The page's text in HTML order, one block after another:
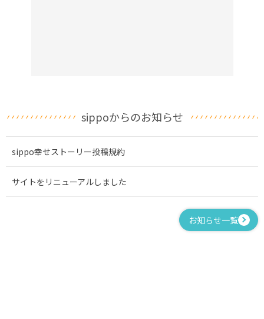
sippoからのお知らせ
sippo幸せストーリー投稿規約
サイトをリニューアルしました
お知らせ一覧